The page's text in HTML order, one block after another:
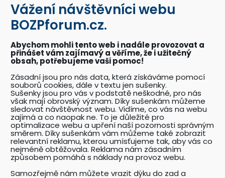
Vážení návštěvníci webu
BOZPforum.cz.
Abychom mohli tento web i nadále provozovat a
přinášet vám zajímavý a věříme, že i užitečný
obsah, potřebujeme vaši pomoc!
Zásadní jsou pro nás data, která získáváme pomocí
souborů cookies, dále v textu jen sušenky.
Sušenky jsou pro vás v podstatě neškodné, pro nás
však mají obrovský význam. Díky sušenkám můžeme
sledovat návštěvnost webu. Vidíme, co vás na webu
zajímá a co naopak ne. To je důležité pro
optimalizace webu a upření naší pozornosti správným
směrem. Díky sušenkám vám můžeme také zobrazit
relevantní reklamu, kterou umísťujeme tak, aby vás co
nejméně obtěžovala. Reklama nám zásadním
způsobem pomáhá s náklady na provoz webu.
Samozřejmě nám můžete vrazit dýku do zad a
BOZPkestazeni.cz
Desítky profesionálně připravených vzorových
dokumentů a posterů BOZP a PO.
Akce BOZPforum.cz
Přehled pořádaných akcí se zaměřením na
problematiku BOZP.
Katalog odborníků BOZP
Přehledný katalog odborníků pracujících v
oboru BOZP a souvisejících oborech.